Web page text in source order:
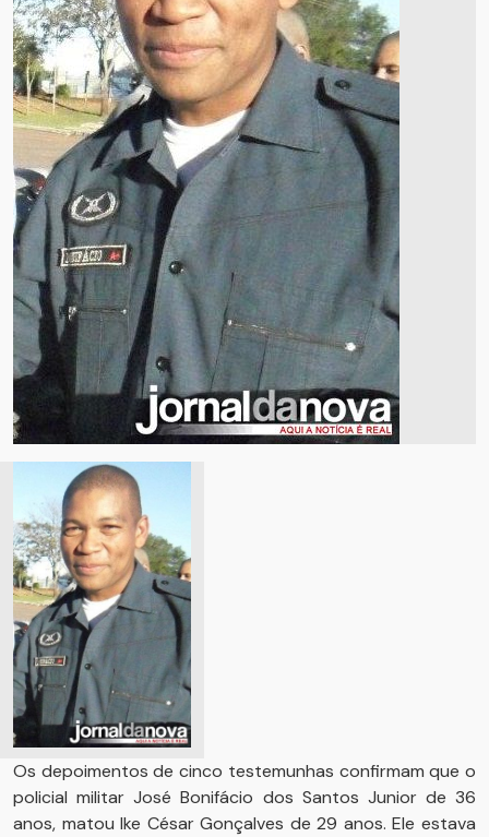
Os depoimentos de cinco testemunhas confirmam que o
policial militar José Bonifácio dos Santos Junior de 36
anos, matou Ike César Gonçalves de 29 anos. Ele estava